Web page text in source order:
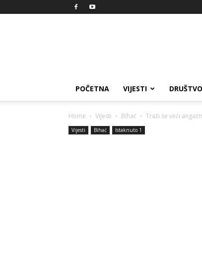
POČETNA VIJESTI DRUŠTVO
Home Vijesti Bihać Traži se veći
Vijesti Bihać Istaknuto 1